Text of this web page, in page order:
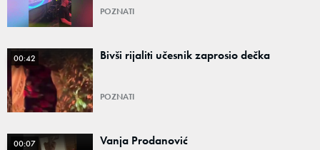
POZNATI
00:42 Bivši rijaliti učesnik zaprosio dečka
POZNATI
00:07 Vanja Prodanović